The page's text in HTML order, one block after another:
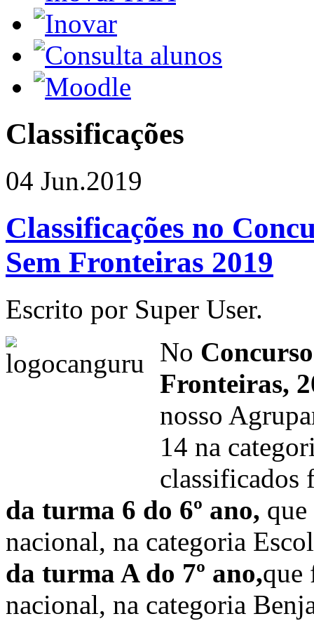
Classificações
04 Jun.2019
Classificações no
Sem Fronteiras 2019
Escrito por Super User.
No
Fronteiras,
nosso
14 na
classificados
da turma 6 do 6º ano,
nacional, na categoria
da turma A do 7º ano,que
nacional, na categoria